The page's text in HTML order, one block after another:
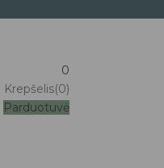
0
Krepšelis(0)
Parduotuvė